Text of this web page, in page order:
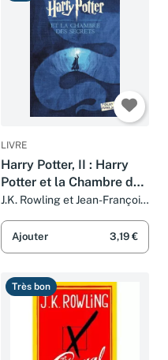
LIVRE
Harry Potter, II : Harry
Potter et la Chambre des
Secrets
J.K. Rowling et Jean-François
Ajouter 3,19 €
Très bon